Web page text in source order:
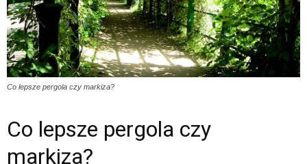
Co lepsze pergola czy markiza?
Co lepsze pergola czy
markiza?